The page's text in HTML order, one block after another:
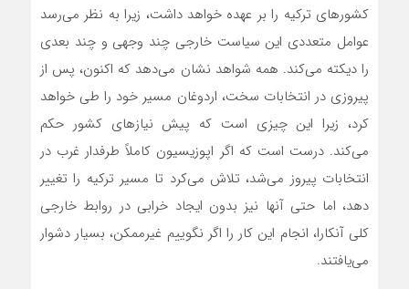
کشورهای ترکیه را بر عهده خواهد داشت، زیرا به نظر می‌رسد
عوامل متعددی این سیاست خارجی چند وجهی و چند بعدی
را دیکته می‌کند. همه شواهد نشان‌‌‌ می‌دهد که اکنون، پس از
پیروزی در انتخابات سخت، اردوغان مسیر خود را طی خواهد
کرد، زیرا این چیزی است که پیش نیازهای کشور حکم‌‌‌
می‌کند. درست است که اگر اپوزیسیون کاملاً طرفدار غرب در
انتخابات پیروز‌‌‌ می‌شد، تلاش‌‌‌ می‌کرد تا مسیر ترکیه را تغییر
دهد، اما حتی آنها نیز بدون ایجاد خرابی در روابط خارجی
کلی آنکارا، انجام این کار را اگر نگوییم غیرممکن، بسیار دشوار‌‌‌
می‌یافتند.